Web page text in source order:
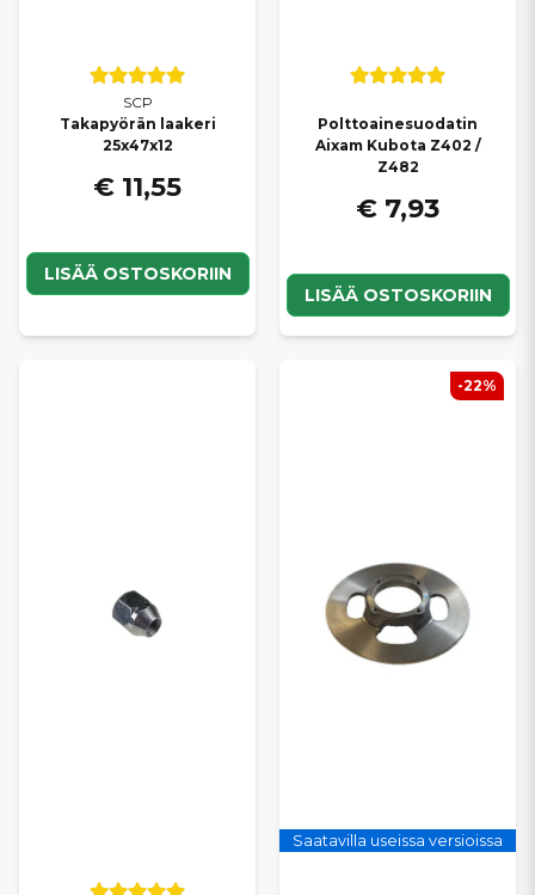
SCP
Takapyörän laakeri
25x47x12
€ 11,55
LISÄÄ OSTOSKORIIN
Polttoainesuodatin
Aixam Kubota Z402 /
Z482
€ 7,93
LISÄÄ OSTOSKORIIN
Saatavilla useissa versioissa
-22%